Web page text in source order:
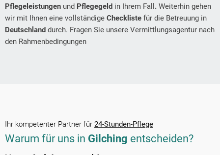
Pflegeleistungen und Pflegegeld in Ihrem Fall . Weiterhin gehen
wir mit Ihnen eine vollständige Checkliste für die Betreuung in
Deutschland durch. Fragen Sie unsere Vermittlungsagentur nach
den Rahmenbedingungen
Ihr kompetenter Partner für 24-Stunden-Pflege
Warum für uns in Gilching entscheiden?